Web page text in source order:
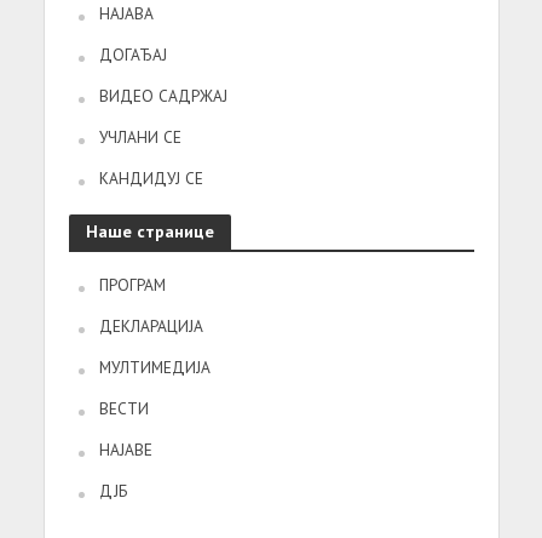
НАЈАВА
ДОГАЂАЈ
ВИДЕО САДРЖАЈ
УЧЛАНИ СЕ
КАНДИДУЈ СЕ
Наше странице
ПРОГРАМ
ДЕКЛАРАЦИЈА
МУЛТИМЕДИЈА
ВЕСТИ
НАЈАВЕ
ДЈБ